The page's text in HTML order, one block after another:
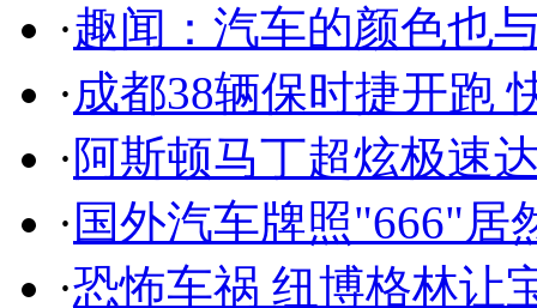
·趣闻：汽车的颜色也
·成都38辆保时捷开跑
·阿斯顿马丁超炫极速
· 国外汽车牌照"666"居
·恐怖车祸 纽博格林让